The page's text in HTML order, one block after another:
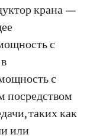
крана —
с
с
таких как
или